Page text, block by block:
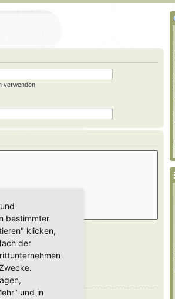
verwenden
bestimmter
klicken,
der
und in